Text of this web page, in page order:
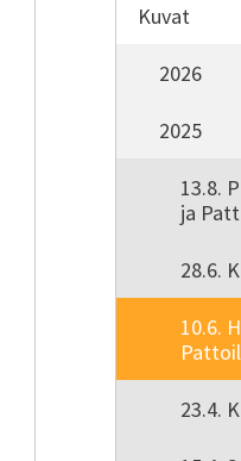
Kuvat
2026
2025
13.8.
ja
28.6.
10.6.
23.4.